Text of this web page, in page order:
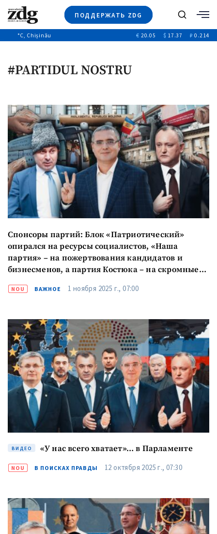
ПОДДЕРЖАТЬ ZDG
Новости
Видео
Выборы 2025
Поиск
°C, Chișinău € 20.05 $ 17.37 ₽ 0.214
#PARTIDUL NOSTRU
Спонсоры партий: Блок «Патриотический»
опирался на ресурсы социалистов, «Наша
партия» – на пожертвования кандидатов и
бизнесменов, а партия Костюка – на скромные
NOU ВАЖНОЕ 1 ноября 2025 г., 07:00
ВИДЕО «У нас всего хватает»… в Парламенте
NOU В ПОИСКАХ ПРАВДЫ 12 октября 2025 г., 07:30